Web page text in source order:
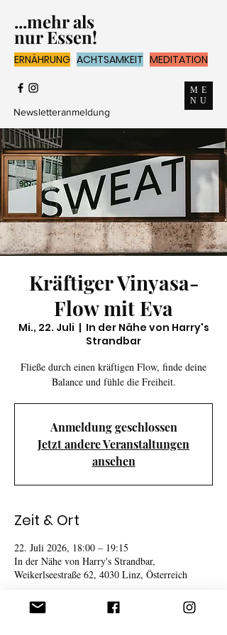
...mehr als
nur Essen!
ERNÄHRUNG ACHTSAMKEIT MEDITATION
Newsletteranmeldung
ME
NU
Kräftiger Vinyasa-
Flow mit Eva
Mi., 22. Juli
  |
In der Nähe von Harry's
Strandbar
Fließe durch einen kräftigen Flow, finde deine
Balance und fühle die Freiheit.
Anmeldung geschlossen
Jetzt andere Veranstaltungen
ansehen
Zeit & Ort
22. Juli 2026, 18:00 – 19:15
In der Nähe von Harry's Strandbar,
Weikerlseestraße 62, 4030 Linz, Österreich